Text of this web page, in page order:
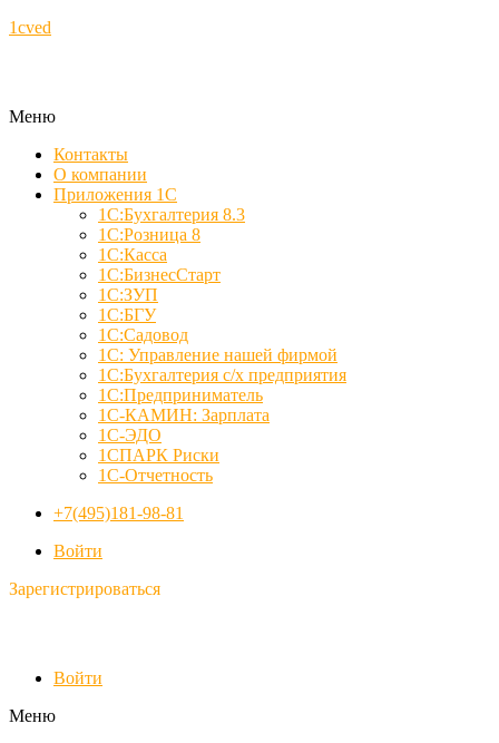
1cved
Меню
Контакты
О компании
Приложения 1С
1С:Бухгалтерия 8.3
1С:Розница 8
1С:Касса
1С:БизнесСтарт
1С:ЗУП
1С:БГУ
1С:Садовод
1С: Управление нашей фирмой
1С:Бухгалтерия с/х предприятия
1С:Предприниматель
1С-КАМИН: Зарплата
1С-ЭДО
1СПАРК Риски
1С-Отчетность
+7(495)181-98-81
Войти
Зарегистрироваться
Войти
Меню